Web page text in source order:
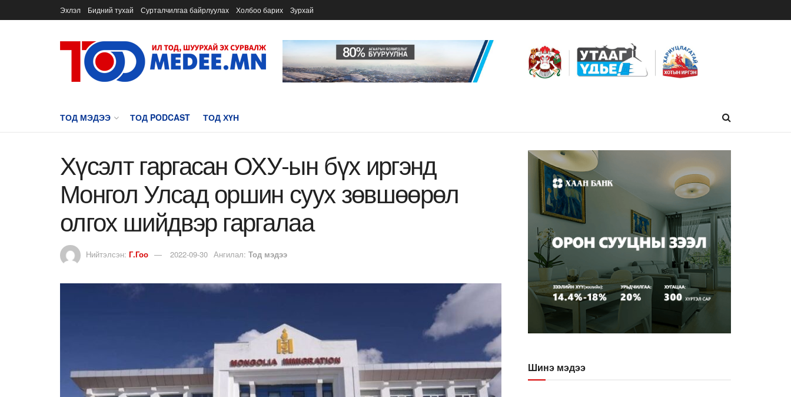
Эхлэл Бидний тухай Сурталчилгаа байрлуулах Холбоо барих Зурхай
ТОД МЭДЭЭ ТОД PODCAST ТОД ХҮН
Хүсэлт гаргасан ОХУ-ын бүх иргэнд
Монгол Улсад оршин суух зөвшөөрөл
олгох шийдвэр гаргалаа
Нийтэлсэн: Г.Гоо 2022-09-30 Ангилал: Тод мэдээ
Шинэ мэдээ